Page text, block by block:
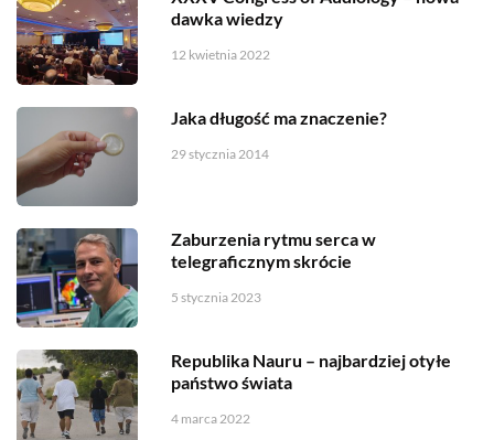
dawka wiedzy
12 kwietnia 2022
Jaka długość ma znaczenie?
29 stycznia 2014
Zaburzenia rytmu serca w
telegraficznym skrócie
5 stycznia 2023
Republika Nauru – najbardziej otyłe
państwo świata
4 marca 2022